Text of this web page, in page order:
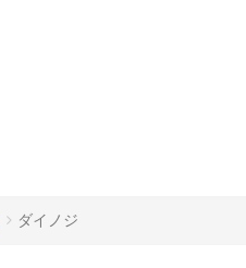
ダイノジ